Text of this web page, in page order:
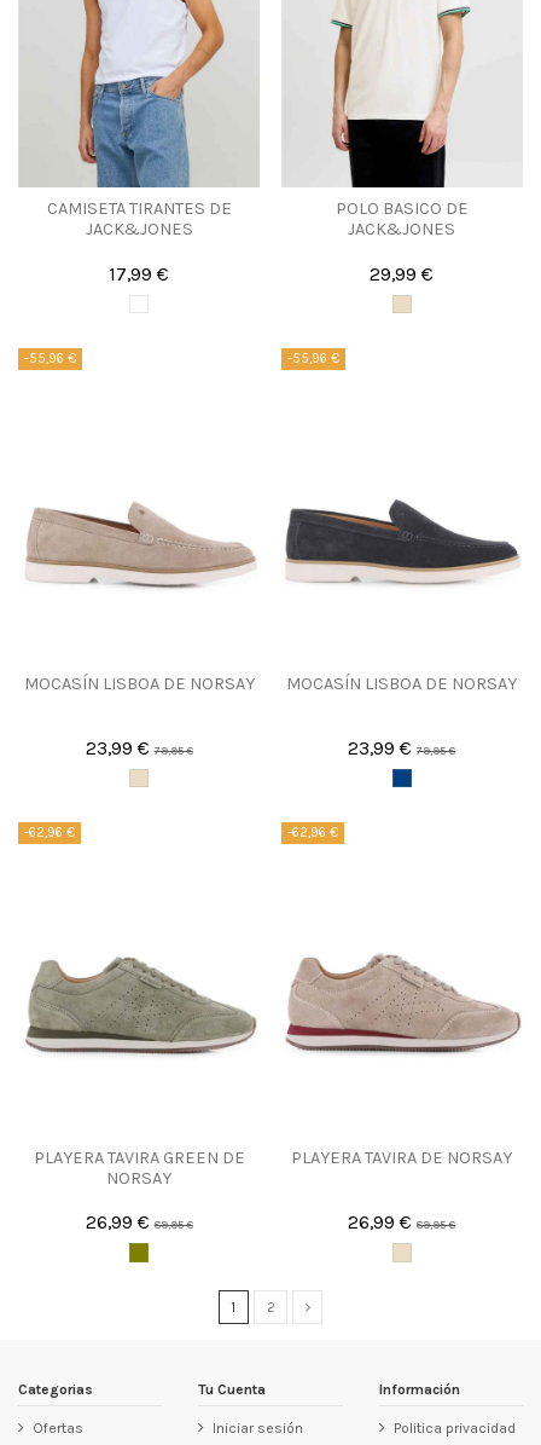
CAMISETA TIRANTES DE
JACK&JONES
17,99 €
POLO BASICO DE
JACK&JONES
29,99 €
-55,96 €
MOCASÍN LISBOA DE NORSAY
23,99 €79,95 €
-55,96 €
MOCASÍN LISBOA DE NORSAY
23,99 €79,95 €
-62,96 €
PLAYERA TAVIRA GREEN DE
NORSAY
26,99 €89,95 €
-62,96 €
PLAYERA TAVIRA DE NORSAY
26,99 €89,95 €
1 2
Categorias
Ofertas
Tu Cuenta
Iniciar sesión
Información
Politica privacidad